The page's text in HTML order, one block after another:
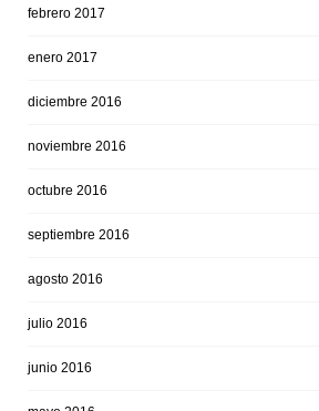
febrero 2017
enero 2017
diciembre 2016
noviembre 2016
octubre 2016
septiembre 2016
agosto 2016
julio 2016
junio 2016